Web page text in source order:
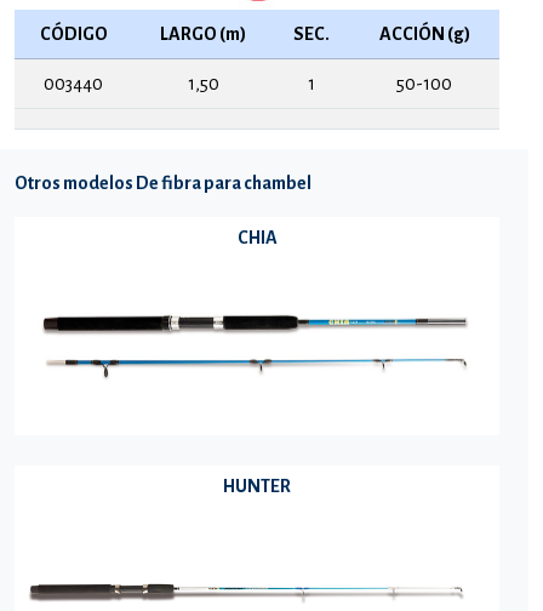
CÓDIGO LARGO (m) SEC. ACCIÓN (g)
003440 1,50 1 50-100
Otros modelos De fibra para chambel
CHIA
HUNTER